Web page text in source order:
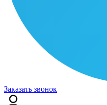
Заказать звонок